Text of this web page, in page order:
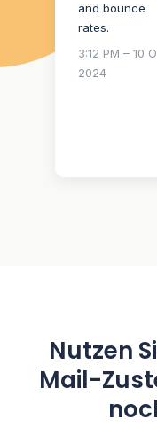
and bounce
rates.
3:12 PM – 10
2024
Nutzen
Mail-